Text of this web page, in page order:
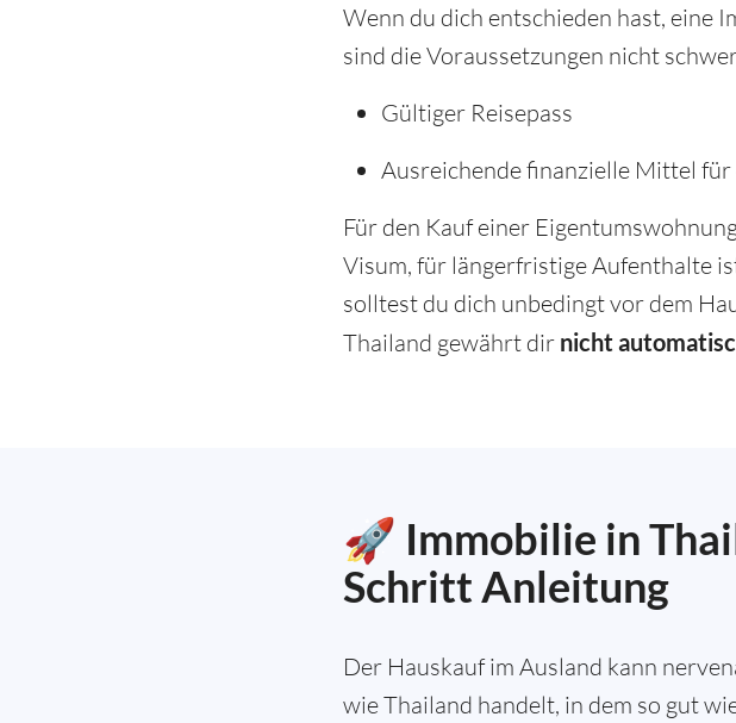
Wenn du dich entschieden hast, eine
sind die Voraussetzungen nicht
Gültiger Reisepass
Ausreichende finanzielle Mittel für
Für den Kauf einer
Visum, für längerfristige Aufenthalte
solltest du dich unbedingt vor dem
Thailand gewährt dir nicht
🚀 Immobilie in
Schritt Anleitung
Der Hauskauf im Ausland kann
wie Thailand handelt, in dem so gut